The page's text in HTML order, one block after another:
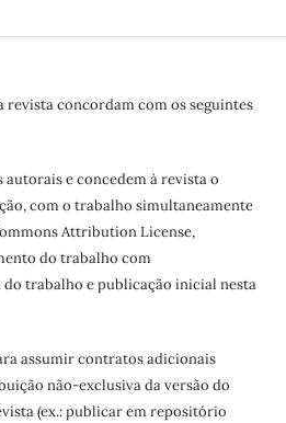
revista concordam com os seguintes
e concedem à revista o
com o trabalho simultaneamente
Attribution License,
do trabalho com
trabalho e publicação inicial nesta
assumir contratos adicionais
não-exclusiva da versão do
(ex.: publicar em repositório